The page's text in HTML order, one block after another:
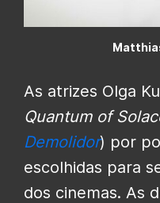
As atrizes Olga
Quantum of
Demolidor) por
escolhidas para
dos cinemas. As